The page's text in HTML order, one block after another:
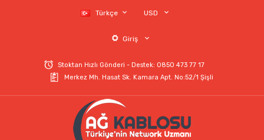
Türkçe USD
Giriş
Stoktan Hızlı Gönderi - Destek: 0850 473 77 17
Merkez Mh. Hasat Sk. Kamara Apt. No:52/1 Şişli